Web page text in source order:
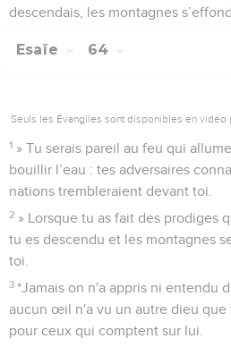
descendais, les montagnes
Esaïe 64
Seuls les Évangiles sont disponibles en vidéo
1 » Tu serais pareil au feu qui
bouillir l’eau : tes adversaires
nations trembleraient devant toi.
2 » Lorsque tu as fait des prodiges
tu es descendu et les montagnes
toi.
3 *Jamais on n'a appris ni entendu
aucun œil n'a vu un autre dieu que
pour ceux qui comptent sur lui.